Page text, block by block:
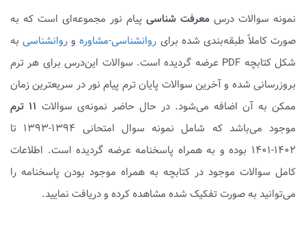
نمونه سوالات درس معرفت شناسی پیام نور مجموعه‌ای است که به
صورت کاملاً طبقه‌بندی شده برای روانشناسی-مشاورهو روانشناسیبه
شکل کتابچه PDF عرضه گردیده است. سوالات این‌درس برای هر ترم
بروزرسانی شده و آخرین سوالات پایان ترم پیام نور در سریعترین زمان
ممکن به آن اضافه می‌شود. در حال حاضر نمونه‌ی سوالات ۱۱ ترم
موجود می‌باشد که شامل نمونه سوال امتحانی ۱۳۹۴-۱۳۹۳ تا
۱۴۰۲-۱۴۰۱ بوده و به همراه پاسخنامه عرضه گردیده است. اطلاعات
کامل سوالات موجود در کتابچه به همراه موجود بودن پاسخنامه را
می‌توانید به صورت تفکیک شده مشاهده کرده و دریافت نمایید.